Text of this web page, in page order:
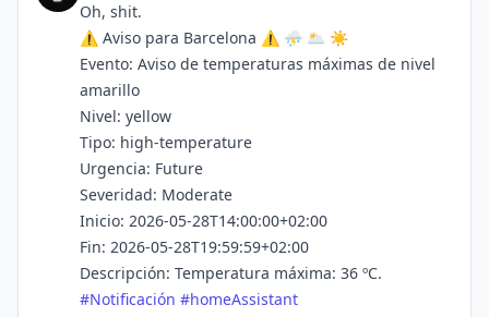
Oh, shit.
⚠️ Aviso para Barcelona ⚠️ ⛈️ 🌥️ ☀️
Evento: Aviso de temperaturas máximas de nivel
amarillo
Nivel: yellow
Tipo: high-temperature
Urgencia: Future
Severidad: Moderate
Inicio: 2026-05-28T14:00:00+02:00
Fin: 2026-05-28T19:59:59+02:00
Descripción: Temperatura máxima: 36 ºC.
#Notificación #homeAssistant